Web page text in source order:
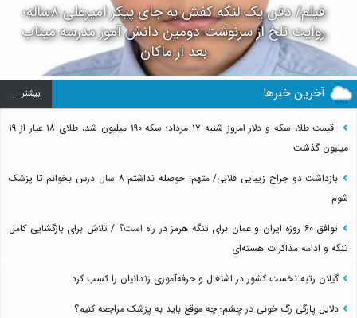
فیلم/ دفن یک لنگه کفش به جای پیکر امیرعلی ۸ساله؛
روایت تلخ از سرنوشت دومین دانش آموز مدرسه میناب
بعد از ماکان
آخرین خبرها بيشتر ...
قیمت طلا، سکه و دلار امروز شنبه ۱۷ مرداد؛ سکه ۱۹۰ میلیون شد، طلای ۱۸ عیار از ۱۹
میلیون گذشت
بازداشت دو جراح زیبایی قلابی/ متهم: حوصله نداشتم ۸ سال درس بخوانم تا پزشک
شوم
توافق ۶۰ روزه ایران و عمان برای تنگه هرمز در راه است؟ / تلاش برای بازگشایی کامل
تنگه و ادامه مذاکرات هسته‌ای
گیلان رتبه نخست کشور در اشتغال و حرفه‌آموزی زندانیان را کسب کرد
دلایل پارگی رگ خونی در چشم؛ چه موقع باید به پزشک مراجعه کنیم؟